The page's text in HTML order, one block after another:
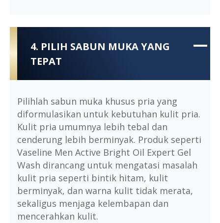
4. PILIH SABUN MUKA YANG
TEPAT
Pilihlah sabun muka khusus pria yang
diformulasikan untuk kebutuhan kulit pria.
Kulit pria umumnya lebih tebal dan
cenderung lebih berminyak. Produk seperti
Vaseline Men Active Bright Oil Expert Gel
Wash dirancang untuk mengatasi masalah
kulit pria seperti bintik hitam, kulit
berminyak, dan warna kulit tidak merata,
sekaligus menjaga kelembapan dan
mencerahkan kulit.